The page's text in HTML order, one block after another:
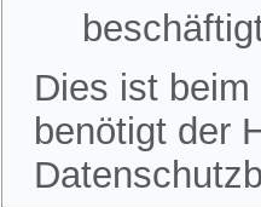
Dies ist
benötigt der